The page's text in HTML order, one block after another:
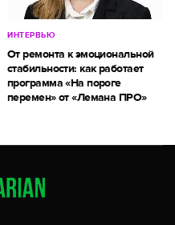
ИНТЕРВЬЮ
От ремонта к эмоциональной
стабильности: как работает
программа «На пороге
перемен» от «Лемана ПРО»